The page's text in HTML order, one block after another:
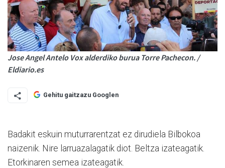
Jose Angel Antelo Vox alderdiko burua Torre Pachecon. /
Eldiario.es
Gehitu gaitzazu Googlen
Badakit eskuin muturrarentzat ez dirudiela Bilbokoa
naizenik. Nire larruazalagatik diot. Beltza izateagatik.
Etorkinaren semea izateagatik.